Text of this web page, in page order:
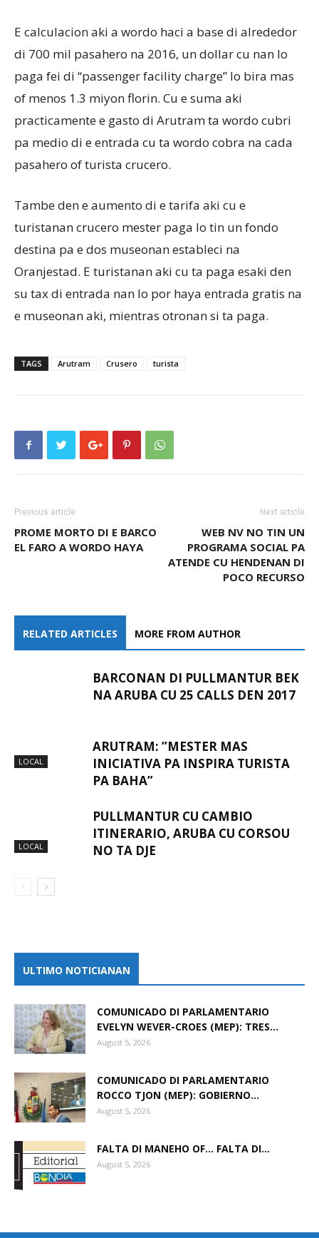
E calculacion aki a wordo haci a base di alrededor
di 700 mil pasahero na 2016, un dollar cu nan lo
paga fei di “passenger facility charge” lo bira mas
of menos 1.3 miyon florin. Cu e suma aki
practicamente e gasto di Arutram ta wordo cubri
pa medio di e entrada cu ta wordo cobra na cada
pasahero of turista crucero.
Tambe den e aumento di e tarifa aki cu e
turistanan crucero mester paga lo tin un fondo
destina pa e dos museonan estableci na
Oranjestad. E turistanan aki cu ta paga esaki den
su tax di entrada nan lo por haya entrada gratis na
e museonan aki, mientras otronan si ta paga.
TAGS Arutram Crusero turista
Previous article
PROME MORTO DI E BARCO
EL FARO A WORDO HAYA
Next article
WEB NV NO TIN UN
PROGRAMA SOCIAL PA
ATENDE CU HENDENAN DI
POCO RECURSO
RELATED ARTICLES MORE FROM AUTHOR
BARCONAN DI PULLMANTUR BEK
NA ARUBA CU 25 CALLS DEN 2017
LOCAL
ARUTRAM: ”MESTER MAS
INICIATIVA PA INSPIRA TURISTA
PA BAHA”
LOCAL
PULLMANTUR CU CAMBIO
ITINERARIO, ARUBA CU CORSOU
NO TA DJE
ULTIMO NOTICIANAN
COMUNICADO DI PARLAMENTARIO
EVELYN WEVER-CROES (MEP): TRES...
August 5, 2026
COMUNICADO DI PARLAMENTARIO
ROCCO TJON (MEP): GOBIERNO...
August 5, 2026
FALTA DI MANEHO OF… FALTA DI...
August 5, 2026